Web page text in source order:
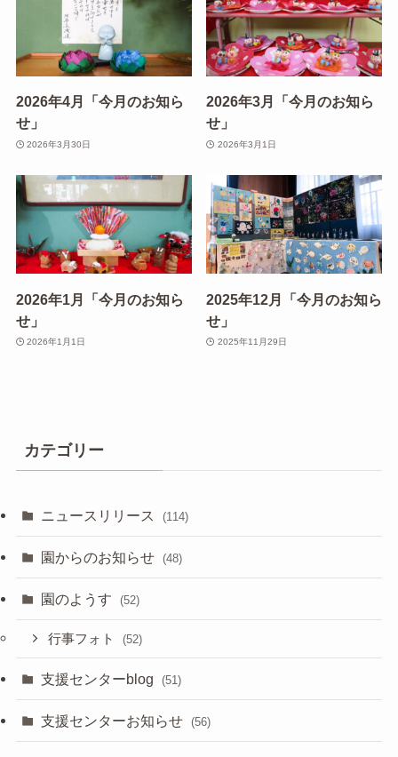
2026年4月「今月のお知ら
せ」
2026年3月30日
2026年3月「今月のお知ら
せ」
2026年3月1日
2026年1月「今月のお知ら
せ」
2026年1月1日
2025年12月「今月のお知ら
せ」
2025年11月29日
カテゴリー
ニュースリリース (114)
園からのお知らせ (48)
園のようす (52)
行事フォト (52)
支援センターblog (51)
支援センターお知らせ (56)